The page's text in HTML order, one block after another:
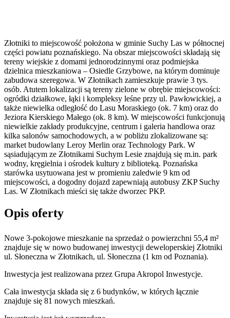
Złotniki to miejscowość położona w gminie Suchy Las w północnej
części powiatu poznańskiego. Na obszar miejscowości składają się
tereny wiejskie z domami jednorodzinnymi oraz podmiejska
dzielnica mieszkaniowa – Osiedle Grzybowe, na którym dominuje
zabudowa szeregowa. W Złotnikach zamieszkuje prawie 3 tys.
osób. Atutem lokalizacji są tereny zielone w obrębie miejscowości:
ogródki działkowe, łąki i kompleksy leśne przy ul. Pawłowickiej, a
także niewielka odległość do Lasu Moraskiego (ok. 7 km) oraz do
Jeziora Kierskiego Małego (ok. 8 km). W miejscowości funkcjonują
niewielkie zakłady produkcyjne, centrum i galeria handlowa oraz
kilka salonów samochodowych, a w pobliżu zlokalizowane są:
market budowlany Leroy Merlin oraz Technology Park. W
sąsiadującym ze Złotnikami Suchym Lesie znajdują się m.in. park
wodny, kręgielnia i ośrodek kultury z biblioteką. Poznańska
starówka usytuowana jest w promieniu zaledwie 9 km od
miejscowości, a dogodny dojazd zapewniają autobusy ZKP Suchy
Las. W Złotnikach mieści się także dworzec PKP.
Opis oferty
Nowe 3-pokojowe mieszkanie na sprzedaż o powierzchni 55,4 m²
znajduje się w nowo budowanej inwestycji deweloperskiej Złotniki
ul. Słoneczna w Złotnikach, ul. Słoneczna (1 km od Poznania).
Inwestycja jest realizowana przez Grupa Akropol Inwestycje.
Cała inwestycja składa się z 6 budynków, w których łącznie
znajduje się 81 nowych mieszkań.